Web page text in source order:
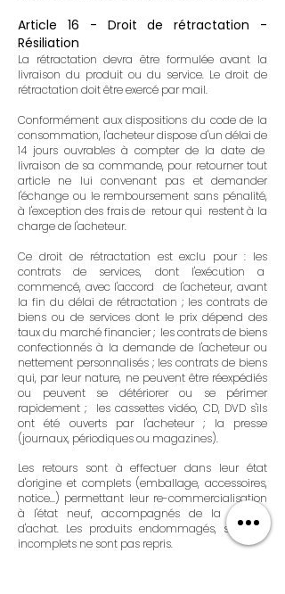
Article 16 - Droit de rétractation -
Résiliation
La rétractation devra être formulée avant la
livraison du produit ou du service. Le droit de
rétractation doit être exercé par mail.
Conformément aux dispositions du code de la
consommation, l'acheteur dispose d'un délai de
14 jours ouvrables à compter de la date de
livraison de sa commande, pour retourner tout
article ne lui convenant pas et demander
l'échange ou le remboursement sans pénalité,
à l'exception des frais de retour qui restent à la
charge de l'acheteur.
Ce droit de rétractation est exclu pour : les
contrats de services, dont l'exécution a
commencé, avec l'accord de l'acheteur, avant
la fin du délai de rétractation ; les contrats de
biens ou de services dont le prix dépend des
taux du marché financier ; les contrats de biens
confectionnés à la demande de l'acheteur ou
nettement personnalisés ; les contrats de biens
qui, par leur nature, ne peuvent être réexpédiés
ou peuvent se détériorer ou se périmer
rapidement ; les cassettes vidéo, CD, DVD s'ils
ont été ouverts par l'acheteur ; la presse
(journaux, périodiques ou magazines).
Les retours sont à effectuer dans leur état
d'origine et complets (emballage, accessoires,
notice...) permettant leur re-commercialisation
à l'état neuf, accompagnés de la facture
d'achat. Les produits endommagés, salis ou
incomplets ne sont pas repris.